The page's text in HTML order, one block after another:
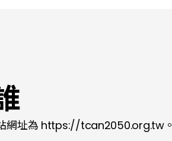
網址為 https://tcan2050.org.tw。